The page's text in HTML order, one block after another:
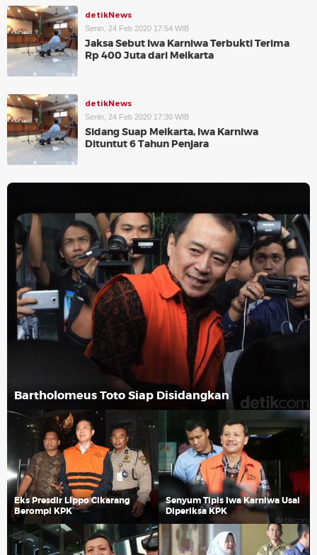
detikNews
Senin, 24 Feb 2020 17:54 WIB
Jaksa Sebut Iwa Karniwa Terbukti Terima
Rp 400 Juta dari Meikarta
detikNews
Senin, 24 Feb 2020 17:30 WIB
Sidang Suap Meikarta, Iwa Karniwa
Dituntut 6 Tahun Penjara
Bartholomeus Toto Siap Disidangkan
Eks Presdir Lippo Cikarang
Berompi KPK
Senyum Tipis Iwa Karniwa Usai
Diperiksa KPK